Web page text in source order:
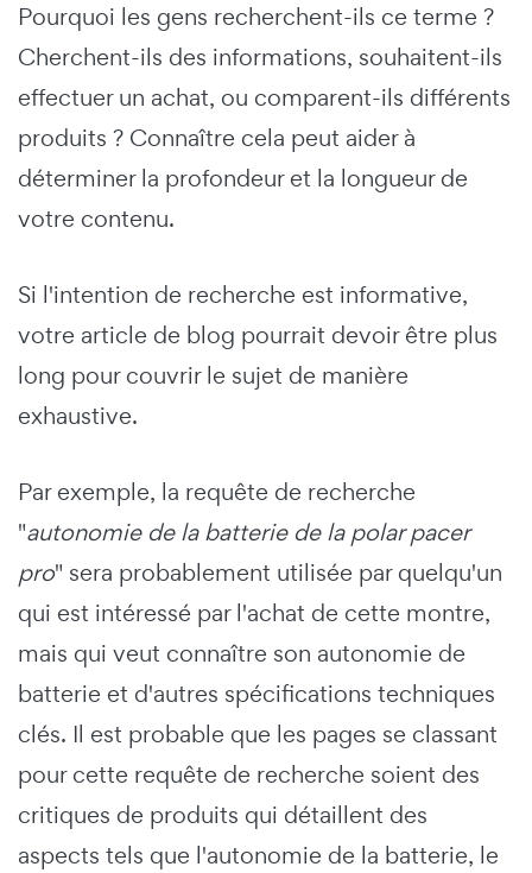
Pourquoi les gens recherchent-ils ce terme ?
Cherchent-ils des informations, souhaitent-ils
effectuer un achat, ou comparent-ils différents
produits ? Connaître cela peut aider à
déterminer la profondeur et la longueur de
votre contenu.
Si l'intention de recherche est informative,
votre article de blog pourrait devoir être plus
long pour couvrir le sujet de manière
exhaustive.
Par exemple, la requête de recherche
"autonomie de la batterie de la polar pacer
pro" sera probablement utilisée par quelqu'un
qui est intéressé par l'achat de cette montre,
mais qui veut connaître son autonomie de
batterie et d'autres spécifications techniques
clés. Il est probable que les pages se classant
pour cette requête de recherche soient des
critiques de produits qui détaillent des
aspects tels que l'autonomie de la batterie, le